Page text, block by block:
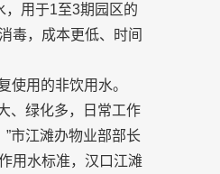
，用于1至3期园区的
毒，成本更低、时间
使用的非饮用水。
、绿化多，日常工作
市江滩办物业部部长
用水标准，汉口江滩